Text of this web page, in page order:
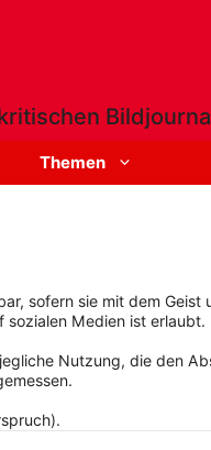
Themen
sofern sie mit dem
sozialen Medien ist erlaubt.
Nutzung, die den